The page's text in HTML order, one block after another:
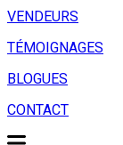
VENDEURS
TÉMOIGNAGES
BLOGUES
CONTACT